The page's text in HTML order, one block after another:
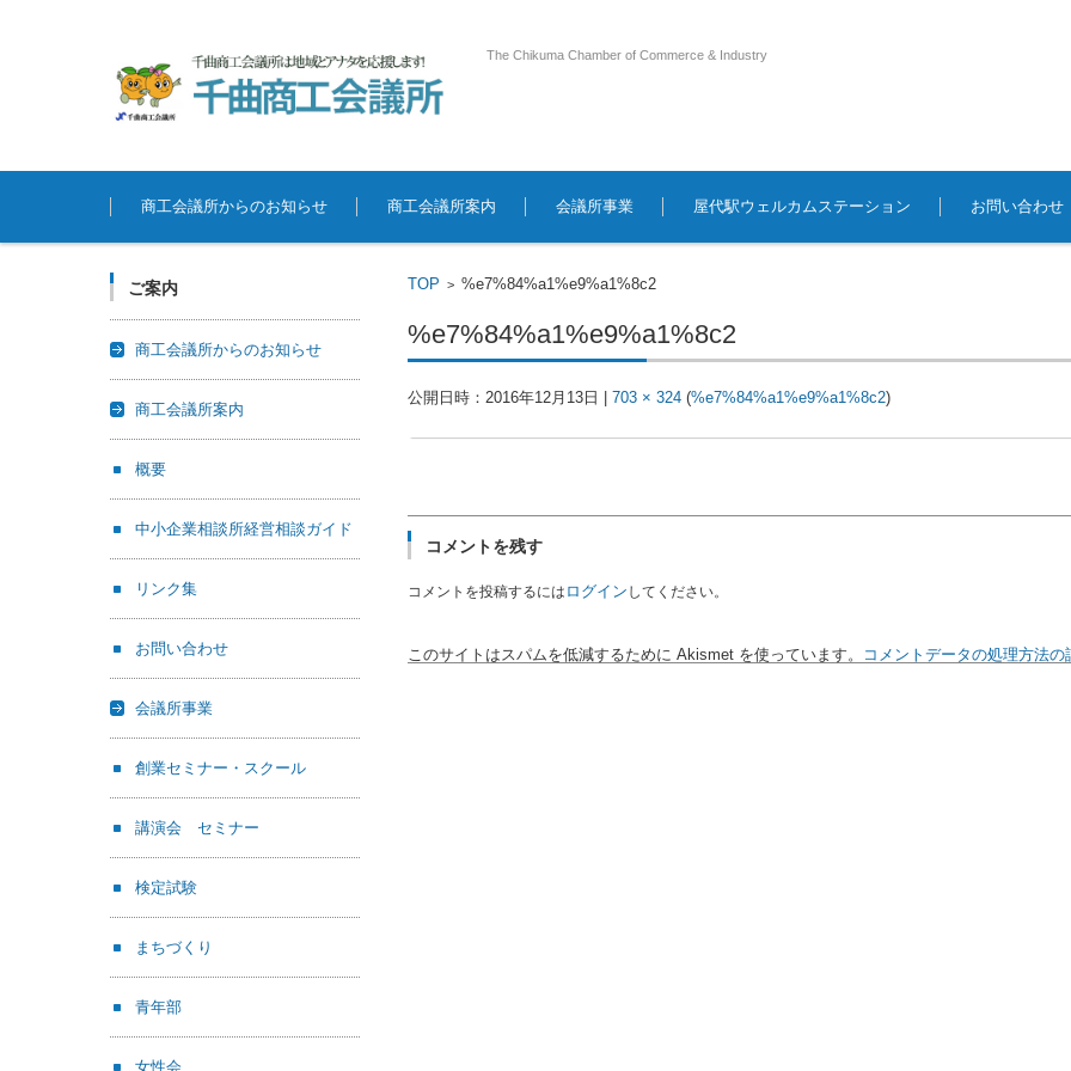
The Chikuma Chamber of Commerce & Industry
コンテンツに移動
商工会議所からのお知らせ
商工会議所案内 会議所事業 屋代駅ウェルカムステーション お問い合わせ
TOP > %e7%84%a1%e9%a1%8c2
%e7%84%a1%e9%a1%8c2
公開日時： 2016年12月13日 703 × 324(%e7%84%a1%e9%a1%8c2)
コメントを残す
コメントを投稿するには ログイン してください。
このサイトはスパムを低減するために Akismet を使っています。 コメントデータの処理方法
ご案内
商工会議所からのお知らせ
商工会議所案内
概要
中小企業相談所経営相談ガイド
リンク集
お問い合わせ
会議所事業
創業セミナー・スクール
講演会 セミナー
検定試験
まちづくり
青年部
女性会